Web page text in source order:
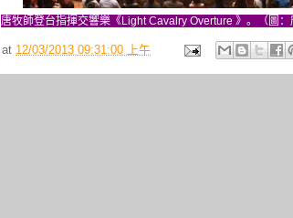
唐牧師登台指揮交響樂《Light Cavalry Overture 》。（圖：
at 12/03/2013 09:31:00 上午